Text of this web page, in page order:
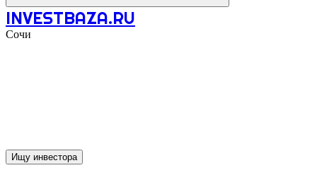
INVESTBAZA.RU
Сочи
Ищу инвестора